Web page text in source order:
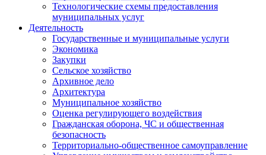
Технологические схемы предоставления
муниципальных услуг
Деятельность
Государственные и муниципальные услуги
Экономика
Закупки
Сельское хозяйство
Архивное дело
Архитектура
Муниципальное хозяйство
Оценка регулирующего воздействия
Гражданская оборона, ЧС и общественная
безопасность
Территориально-общественное самоуправление